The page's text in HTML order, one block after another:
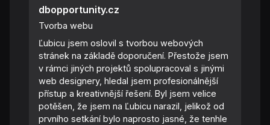
dbopportunity.cz
Tvorba webu
Ľubicu jsem oslovil s tvorbou webových
stránek na základě doporučení. Přestože jsem
v rámci jiných projektů spolupracoval s jinými
web designery, hledal jsem profesionálnější
přístup a kreativnější řešení. Byl jsem velice
potěšen, že jsem na Ľubicu narazil, jelikož od
prvního setkání bylo naprosto jasné, že tenhle